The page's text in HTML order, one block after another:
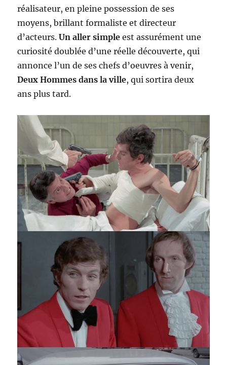
réalisateur, en pleine possession de ses
moyens, brillant formaliste et directeur
d’acteurs.Un aller simpleest assurément une
curiosité doublée d’une réelle découverte, qui
annonce l’un de ses chefs d’oeuvres à venir,
Deux Hommes dans la ville, qui sortira deux
ans plus tard.